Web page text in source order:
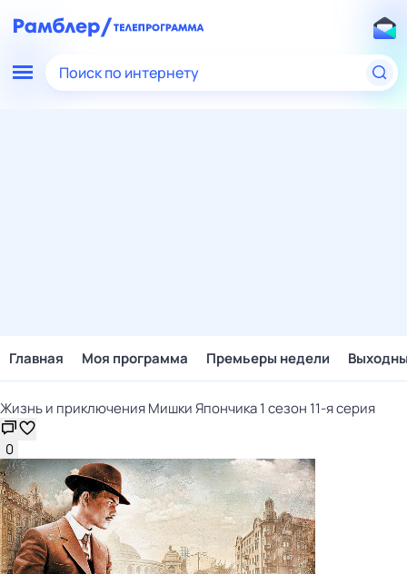
Поиск по интернету
Главная Моя программа Премьеры недели
Жизнь и приключения Мишки Япончика 1 сезон 11-я серия
0